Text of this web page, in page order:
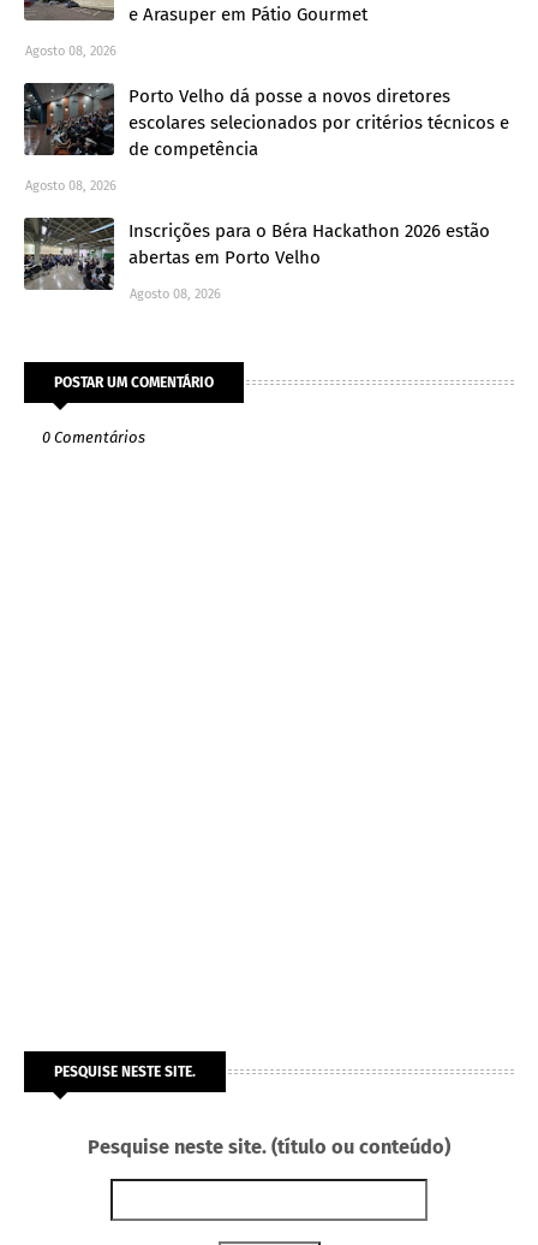
e Arasuper em Pátio Gourmet
Agosto 08, 2026
Porto Velho dá posse a novos diretores
escolares selecionados por critérios técnicos e
de competência
Agosto 08, 2026
Inscrições para o Béra Hackathon 2026 estão
abertas em Porto Velho
Agosto 08, 2026
POSTAR UM COMENTÁRIO
0 Comentários
PESQUISE NESTE SITE.
Pesquise neste site. (título ou conteúdo)